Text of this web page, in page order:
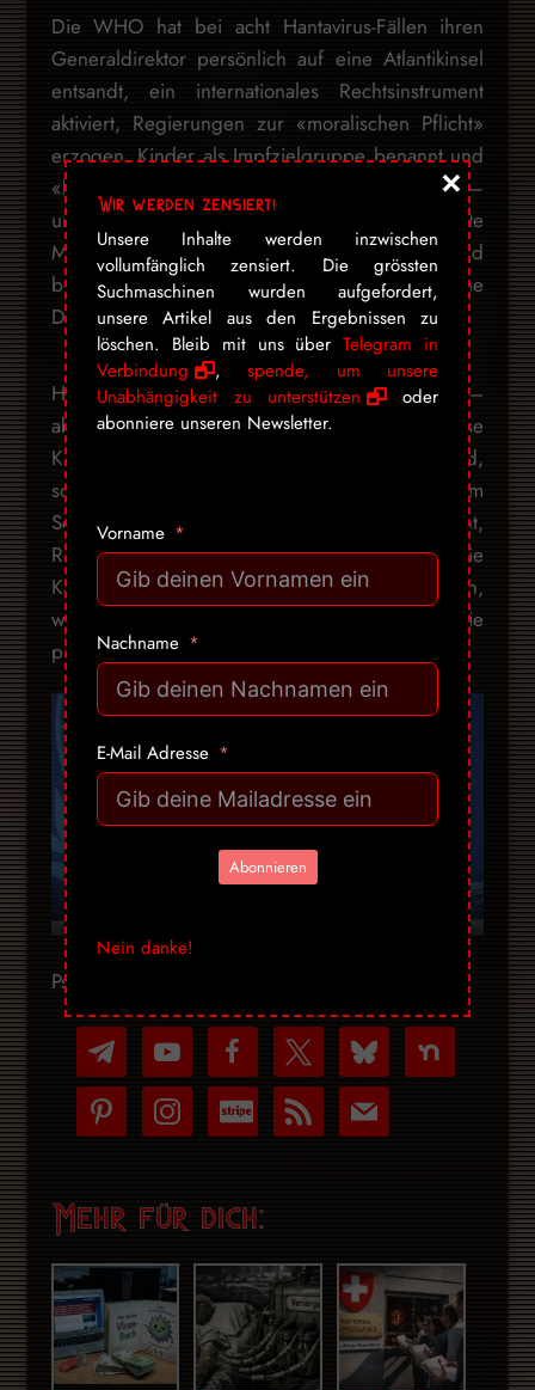
Die WHO hat bei acht Hantavirus-Fällen ihren
Generaldirektor persönlich auf eine Atlantikinsel
entsandt, ein internationales Rechtsinstrument
aktiviert, Regierungen zur «moralischen Pflicht»
erzogen, Kinder als Impfzielgruppe benannt und
«breitere Auswirkungen» in Aussicht gestellt –
und nennt dies «globale Solidarität». Das nächste
Mal wird der Impfstoff bereitliegen, der Notstand
bereits ausgerufen – und die Nadel kommt ohne
Diskussion, nur noch mit Anweisung!
Heute hat Tedros noch kein Mittel zu verkaufen —
aber das Notrecht sorgt dafür, dass diese
Kleinigkeit niemanden mehr aufhalten wird,
sobald Moderna fertig ist! Drei Tote auf einem
Schiff, und die WHO mobilisiert Staatsrecht,
Reiseflugzeuge und persönliche Briefe an die
Kanaren-Bevölkerung – man darf gespannt sein,
was sie mobilisiert, wenn das mRNA-Vakzin die
präklinische Phase verlässt!
Psst, folge uns unauffällig!
telegram
youtube-
play
facebook bluesky nextdoor
pinterest instagramcc-
stripe
rss mail
Mehr für dich:
Wir werden zensiert!
Unsere Inhalte werden inzwischen
vollumfänglich zensiert. Die grössten
Suchmaschinen wurden aufgefordert,
unsere Artikel aus den Ergebnissen zu
löschen. Bleib mit uns überTelegram in
Verbindung
, spende, um unsere
Unabhängigkeit zu unterstützen
oder
abonniere unseren Newsletter.
Vorname
Nachname
E-Mail Adresse
Abonnieren
Nein danke!
×